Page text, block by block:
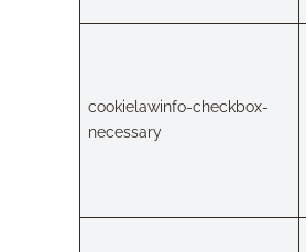
cookielawinfo-checkbox-
necessary